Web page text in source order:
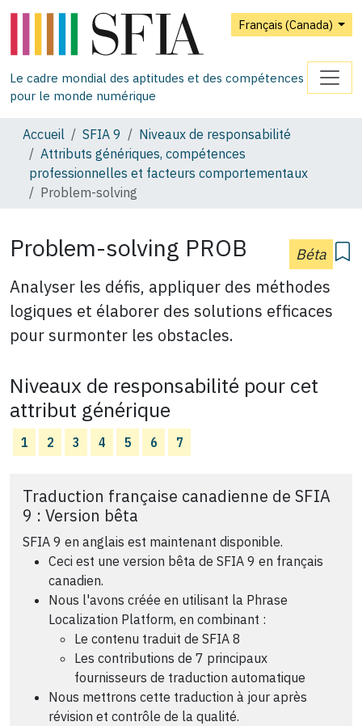
Français (Canada)
Le cadre mondial des aptitudes et des compétences
pour le monde numérique
Accueil SFIA 9
Niveaux de responsabilité
Attributs génériques, compétences
professionnelles et facteurs comportementaux
Problem-solving
Problem-solving PROB Béta
Analyser les défis, appliquer des méthodes
logiques et élaborer des solutions efficaces
pour surmonter les obstacles.
Niveaux de responsabilité pour cet
attribut générique
1 2 3 4 5 6 7
Traduction française canadienne de SFIA
9 : Version bêta
SFIA 9 en anglais est maintenant disponible.
Ceci est une version bêta de SFIA 9 en français
canadien.
Nous l'avons créée en utilisant la Phrase
Localization Platform, en combinant :
Le contenu traduit de SFIA 8
Les contributions de 7 principaux
fournisseurs de traduction automatique
Nous mettrons cette traduction à jour après
révision et contrôle de la qualité.